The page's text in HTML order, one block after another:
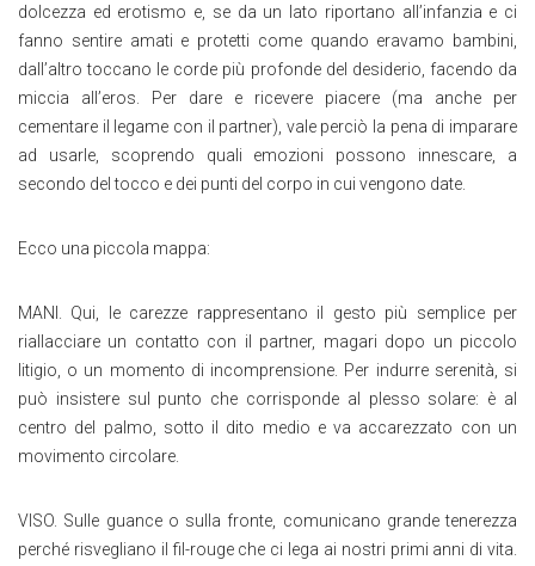
dolcezza ed erotismo e, se da un lato riportano all’infanzia e ci
fanno sentire amati e protetti come quando eravamo bambini,
dall’altro toccano le corde più profonde del desiderio, facendo da
miccia all’eros. Per dare e ricevere piacere (ma anche per
cementare il legame con il partner), vale perciò la pena di imparare
ad usarle, scoprendo quali emozioni possono innescare, a
secondo del tocco e dei punti del corpo in cui vengono date.
Ecco una piccola mappa:
MANI. Qui, le carezze rappresentano il gesto più semplice per
riallacciare un contatto con il partner, magari dopo un piccolo
litigio, o un momento di incomprensione. Per indurre serenità, si
può insistere sul punto che corrisponde al plesso solare: è al
centro del palmo, sotto il dito medio e va accarezzato con un
movimento circolare.
VISO. Sulle guance o sulla fronte, comunicano grande tenerezza
perché risvegliano il fil-rouge che ci lega ai nostri primi anni di vita.